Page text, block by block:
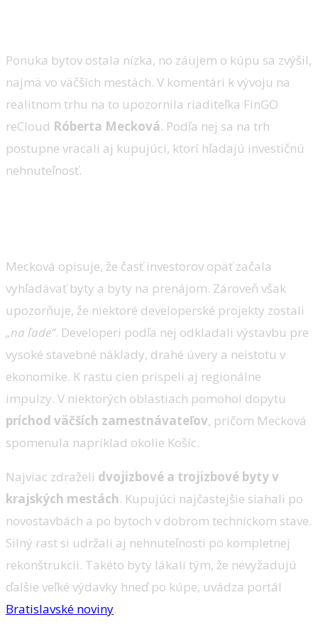
Ponuka bytov ostala nízka, no záujem o kúpu sa zvýšil,
najmä vo väčších mestách. V komentári k vývoju na
realitnom trhu na to upozornila riaditeľka FinGO
reCloud Róberta Mecková. Podľa nej sa na trh
postupne vracali aj kupujúci, ktorí hľadajú investičnú
nehnuteľnosť.
Mecková opisuje, že časť investorov opäť začala
vyhľadávať byty a byty na prenájom. Zároveň však
upozorňuje, že niektoré developerské projekty zostali
„na ľade“. Developeri podľa nej odkladali výstavbu pre
vysoké stavebné náklady, drahé úvery a neistotu v
ekonomike. K rastu cien prispeli aj regionálne
impulzy. V niektorých oblastiach pomohol dopytu
príchod väčších zamestnávateľov, pričom Mecková
spomenula napríklad okolie Košíc.
Najviac zdraželi dvojizbové a trojizbové byty v
krajských mestách. Kupujúci najčastejšie siahali po
novostavbách a po bytoch v dobrom technickom stave.
Silný rast si udržali aj nehnuteľnosti po kompletnej
rekonštrukcii. Takéto byty lákali tým, že nevyžadujú
ďalšie veľké výdavky hneď po kúpe, uvádza portál
Bratislavské noviny.